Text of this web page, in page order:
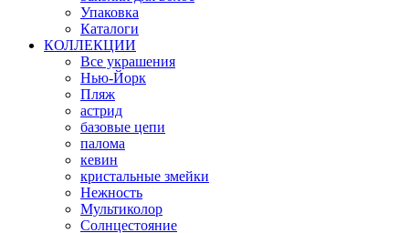
Упаковка
Каталоги
КОЛЛЕКЦИИ
Все украшения
Нью-Йорк
Пляж
астрид
базовые цепи
палома
кевин
кристальные змейки
Нежность
Мультиколор
Солнцестояние